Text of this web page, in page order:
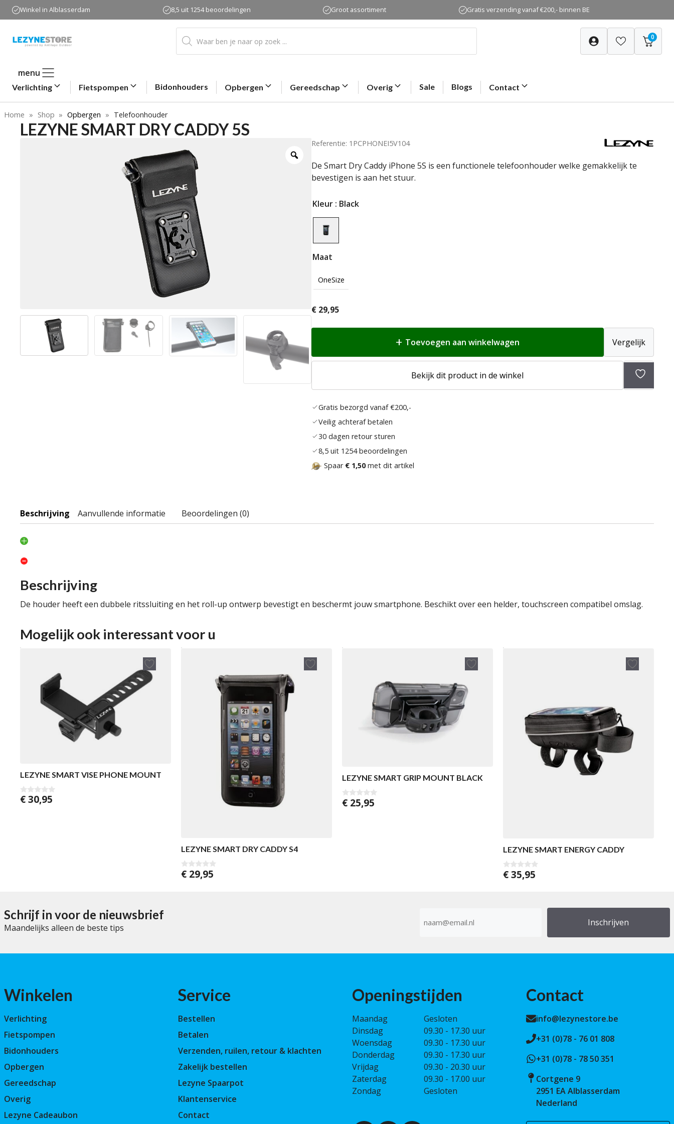
naar
inhoud
Winkel in Alblasserdam 8,5 uit 1254 beoordelingen Groot assortiment Gratis verzending vanaf €200,- binnen BE
Producten
zoeken 0
menu
Verlichting Fietspompen Bidonhouders Opbergen Gereedschap Overig Sale Blogs Contact
Home » Shop » Opbergen » Telefoonhouder
LEZYNE SMART DRY CADDY 5S
Referentie: 1PCPHONEI5V104
De Smart Dry Caddy iPhone 5S is een functionele telefoonhouder welke gemakkelijk te
bevestigen is aan het stuur.
Kleur : Black
Maat
OneSize
€ 29,95
Toevoegen aan winkelwagen Vergelijk
Bekijk dit product in de winkel
Gratis bezorgd vanaf €200,-
Veilig achteraf betalen
30 dagen retour sturen
8,5 uit 1254 beoordelingen
Spaar € 1,50met dit artikel
Beschrijving Aanvullende informatie Beoordelingen (0)
Beschrijving
De houder heeft een dubbele ritssluiting en het roll-up ontwerp bevestigt en beschermt jouw smartphone. Beschikt over een helder, touchscreen compatibel omslag.
Mogelijk ook interessant voor u
LEZYNE SMART VISE PHONE MOUNT
0
€30,95
LEZYNE SMART DRY CADDY S4
0
v
€ 29,95
LEZYNE SMART GRIP MOUNT BLACK
0
v
€ 25,95
LEZYNE SMART ENERGY CADDY
0
v
€35,95
Schrijf in voor de nieuwsbrief
Maandelijks alleen de beste tips
mailadres
Winkelen
Verlichting
Fietspompen
Bidonhouders
Opbergen
Gereedschap
Overig
Lezyne Cadeaubon
Service
Bestellen
Betalen
Verzenden, ruilen, retour & klachten
Zakelijk bestellen
Lezyne Spaarpot
Klantenservice
Contact
Openingstijden
Maandag
Gesloten
Dinsdag
09.30 - 17.30 uur
Woensdag
09.30 - 17.30 uur
Donderdag
09.30 - 17.30 uur
Vrijdag
09.30 - 20.30 uur
Zaterdag
09.30 - 17.00 uur
Zondag
Gesloten
Contact
info@lezynestore.be
+31 (0)78 - 76 01 808
+31 (0)78 - 78 50 351
Cortgene 9
2951 EA Alblasserdam
Nederland